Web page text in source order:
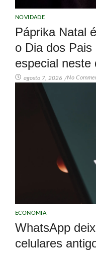
NOVIDADE
Páprika Natal
o Dia dos
especial neste
agosto 7, 2026 /No
ECONOMIA
WhatsApp
celulares